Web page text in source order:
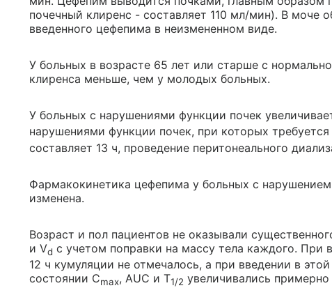
почечный клиренс - составляет 110 мл/мин). В моче
введенного цефепима в неизмененном виде.
У больных в возрасте 65 лет или старше с
клиренса меньше, чем у молодых больных.
У больных с нарушениями функции почек
нарушениями функции почек, при которых
составляет 13 ч, проведение перитонеального
Фармакокинетика цефепима у больных с
изменена.
Возраст и пол пациентов не оказывали
и Vd с учетом поправки на массу тела каждого.
12 ч кумуляции не отмечалось, а при введении в
состоянии Cmax, AUC и T1/2 увеличивались примерно